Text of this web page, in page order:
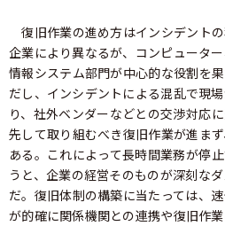
復旧作業の進め方はインシデント
企業により異なるが、コンピュータ
情報システム部門が中心的な役割を
だし、インシデントによる混乱で現
り、社外ベンダーなどとの交渉対応
先して取り組むべき復旧作業が進ま
ある。これによって長時間業務が停
うと、企業の経営そのものが深刻な
だ。復旧体制の構築に当たっては、
が的確に関係機関との連携や復旧作